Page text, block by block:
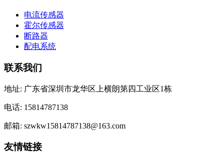
电流传感器
霍尔传感器
断路器
配电系统
联系我们
地址: 广东省深圳市龙华区上横朗第四工业区1栋
电话: 15814787138
邮箱: szwkw15814787138@163.com
友情链接